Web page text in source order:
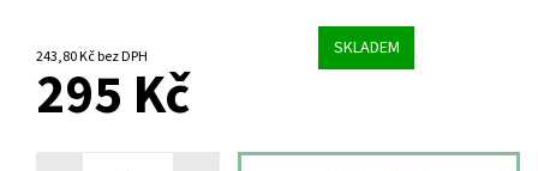
243,80 Kč bez DPH SKLADEM
295 Kč